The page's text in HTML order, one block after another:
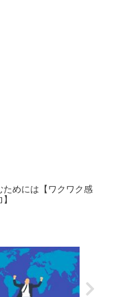
ためには【ワクワク感